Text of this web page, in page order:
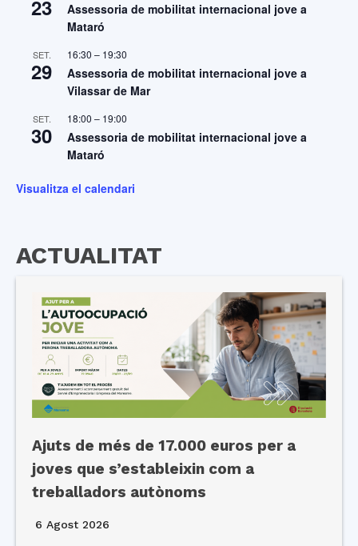
23
Assessoria de mobilitat internacional jove a
Mataró
SET.
29
16:30 – 19:30
Assessoria de mobilitat internacional jove a
Vilassar de Mar
SET.
30
18:00 – 19:00
Assessoria de mobilitat internacional jove a
Mataró
Visualitza el calendari
ACTUALITAT
Ajuts de més de 17.000 euros per a
joves que s’estableixin com a
treballadors autònoms
6 Agost 2026